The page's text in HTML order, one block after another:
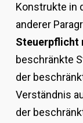
Konstrukte in
anderer
Steuerpflicht
beschränkte
der
Verständnis
der